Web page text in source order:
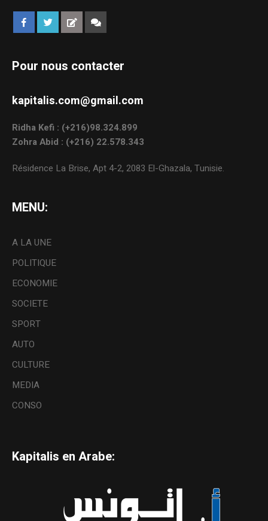
Pour nous contacter
kapitalis.com@gmail.com
Ridha Kefi : (+216)98.324.899
Zohra Abid : (+216) 22.578.343
Résidence La Brise, Apt 4-2, 2083 El-Ghazala, Tunisie.
MENU:
A LA UNE
POLITIQUE
ECONOMIE
SOCIETE
SPORT
AUTO
CULTURE
MEDIA
CONSO
Kapitalis en Arabe: